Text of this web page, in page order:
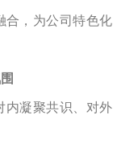
合，为公司特色化
内凝聚共识、对外